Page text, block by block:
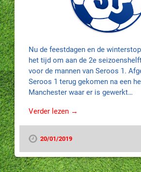
Nu de feestdagen en de
het tijd om aan de 2e
voor de mannen van Seroos 1.
Seroos 1 terug gekomen na een
Manchester waar er is gewerkt…
Verder lezen →
20/01/2019